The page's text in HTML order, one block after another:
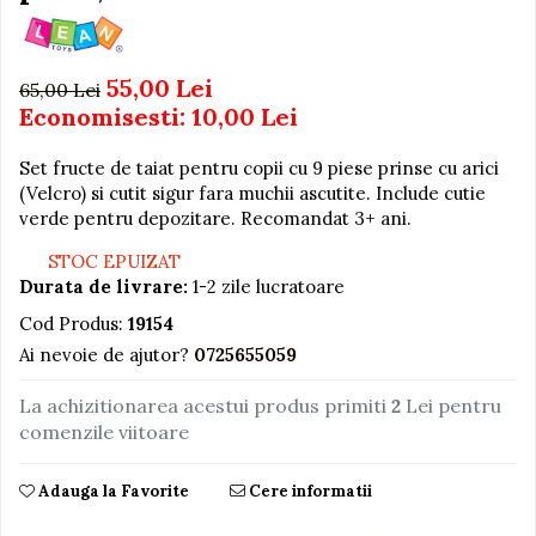
Jucarii de baie
Caluti balansoar
muzicale
Figurine
Ateliere si unelte
Blocuri de constructie
Covorase de dans
Creative
Electrocasnice si bucatarii
Jocuri de indemanare
Ingrijire cosmetica mamici
Perioada Sarcinii
Pompe de san
Sisteme De Purtare
65,00 Lei 55,00 Lei
Economisesti: 10,00 Lei
Set fructe de taiat pentru copii cu 9 piese prinse cu arici
(Velcro) si cutit sigur fara muchii ascutite. Include cutie
verde pentru depozitare. Recomandat 3+ ani.
STOC EPUIZAT
Durata de livrare: 1-2 zile lucratoare
Cod Produs: 19154
Ai nevoie de ajutor? 0725655059
La achizitionarea acestui produs primiti 2 Lei pentru
comenzile viitoare
Adauga la Favorite Cere informatii